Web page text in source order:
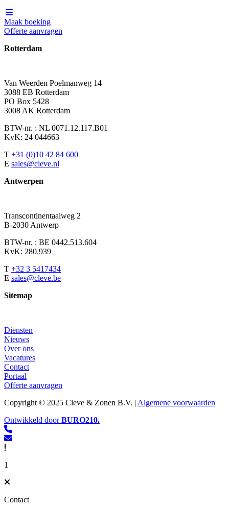
Maak boeking
Offerte aanvragen
Rotterdam
Van Weerden Poelmanweg 14
3088 EB Rotterdam
PO Box 5428
3008 AK Rotterdam
BTW-nr. : NL 0071.12.117.B01
KvK: 24 044663
T +31 (0)10 42 84 600
E sales@cleve.nl
Antwerpen
Transcontinentaalweg 2
B-2030 Antwerp
BTW-nr. : BE 0442.513.604
KvK: 280.939
T +32 3 5417434
E sales@cleve.be
Sitemap
Diensten
Nieuws
Over ons
Vacatures
Contact
Portaal
Offerte aanvragen
Copyright © 2025 Cleve & Zonen B.V. | Algemene voorwaarden
Ontwikkeld doorBURO210.
1
Contact